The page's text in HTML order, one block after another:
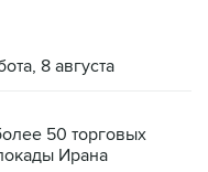
8 августа
50 торговых
Ирана